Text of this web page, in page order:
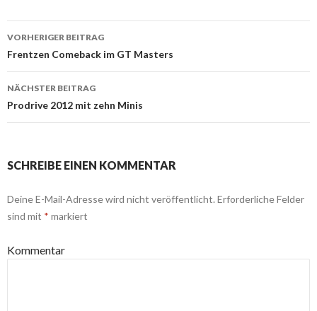
Beitrags-
Navigation
VORHERIGER BEITRAG
Frentzen Comeback im GT Masters
NÄCHSTER BEITRAG
Prodrive 2012 mit zehn Minis
SCHREIBE EINEN KOMMENTAR
Deine E-Mail-Adresse wird nicht veröffentlicht. Erforderliche Felder
sind mit * markiert
Kommentar